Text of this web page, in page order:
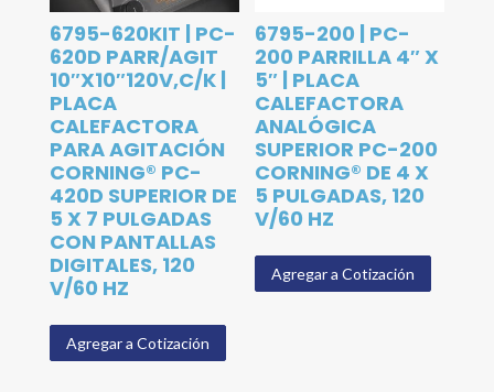
6795-620KIT | PC-
620D PARR/AGIT
10″X10″120V,C/K |
PLACA
CALEFACTORA
PARA AGITACIÓN
CORNING® PC-
420D SUPERIOR DE
5 X 7 PULGADAS
CON PANTALLAS
DIGITALES, 120
V/60 HZ
Agregar a Cotización
6795-200 | PC-
200 PARRILLA 4″ X
5″ | PLACA
CALEFACTORA
ANALÓGICA
SUPERIOR PC-200
CORNING® DE 4 X
5 PULGADAS, 120
V/60 HZ
Agregar a Cotización